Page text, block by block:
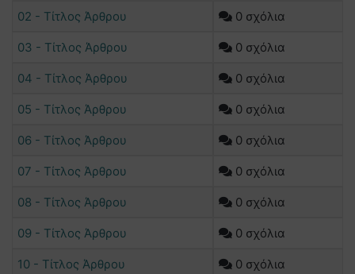
02 - Τίτλος Άρθρου 0 σχόλια
03 - Τίτλος Άρθρου 0 σχόλια
04 - Τίτλος Άρθρου 0 σχόλια
05 - Τίτλος Άρθρου 0 σχόλια
06 - Τίτλος Άρθρου 0 σχόλια
07 - Τίτλος Άρθρου 0 σχόλια
08 - Τίτλος Άρθρου 0 σχόλια
09 - Τίτλος Άρθρου 0 σχόλια
10 - Τίτλος Άρθρου 0 σχόλια